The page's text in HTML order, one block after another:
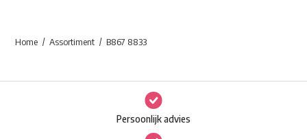
Deze
optie
kan
Home Assortiment B867 8833
Persoonlijk advies